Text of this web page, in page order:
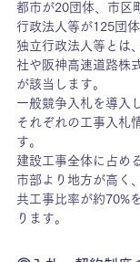
都市が20団体、市区
行政法人等が125団体
独立行政法人等とは
社や阪神高速道路株
が該当します。
一般競争入札を導入
それぞれの工事入札
す。
建設工事全体に占め
市部より地方が高く
共工事比率が約70%
ります。